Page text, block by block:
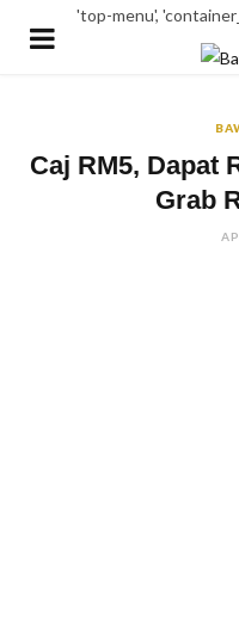
'top-menu',
Caj RM5, Dapat
Grab